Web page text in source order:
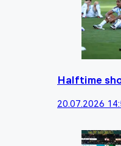
Halftime
20.07.2026